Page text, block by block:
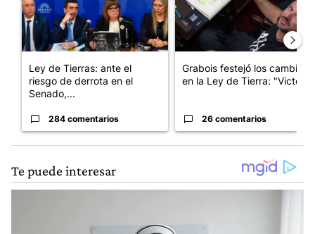
Ley de Tierras: ante el
riesgo de derrota en el
Senado,...
284 comentarios
Grabois festejó los cambios
en la Ley de Tierra: "Victo...
26 comentarios